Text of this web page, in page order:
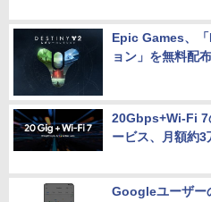
Epic Games、
ョン」を無料配布
20Gbps+Wi-Fi 7
ービス、月額約
Googleユーザー